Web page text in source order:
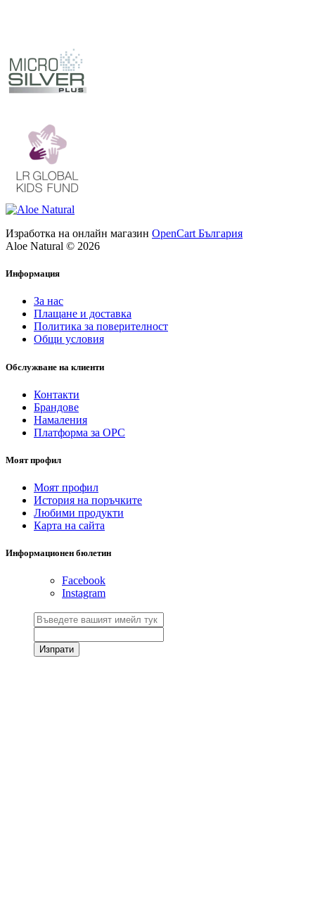
Изработка на онлайн магазин OpenCart България
Aloe Natural © 2026
Информация
За нас
Плащане и доставка
Политика за поверителност
Общи условия
Обслужване на клиенти
Контакти
Брандове
Намаления
Платформа за ОРС
Моят профил
Моят профил
История на поръчките
Любими продукти
Карта на сайта
Информационен бюлетин
Facebook
Instagram